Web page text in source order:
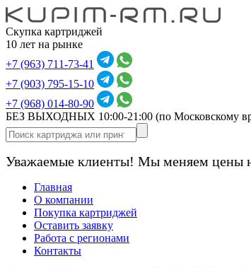
Скупка картриджей
10 лет на рынке
+7 (963) 711-73-41
+7 (903) 795-15-10
+7 (968) 014-80-90
БЕЗ ВЫХОДНЫХ 10:00-21:00 (по Московскому
Уважаемые клиенты! Мы меняем цены
Главная
О компании
Покупка картриджей
Оставить заявку
Работа с регионами
Контакты